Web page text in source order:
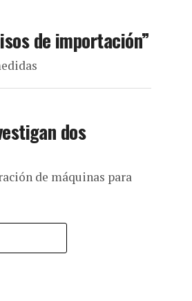
de importación”
dos
de máquinas para